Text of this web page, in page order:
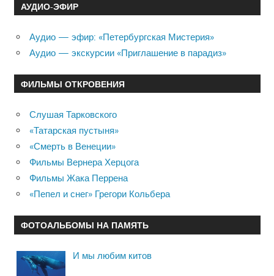
АУДИО-ЭФИР
Аудио — эфир: «Петербургская Мистерия»
Аудио — экскурсии «Приглашение в парадиз»
ФИЛЬМЫ ОТКРОВЕНИЯ
Слушая Тарковского
«Татарская пустыня»
«Смерть в Венеции»
Фильмы Вернера Херцога
Фильмы Жака Перрена
«Пепел и снег» Грегори Кольбера
ФОТОАЛЬБОМЫ НА ПАМЯТЬ
И мы любим китов